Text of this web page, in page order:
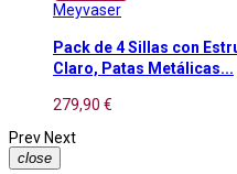
Meyvaser
Pack de 4 Sillas con
Claro, Patas Metálicas...
279,90 €
Prev Next
close